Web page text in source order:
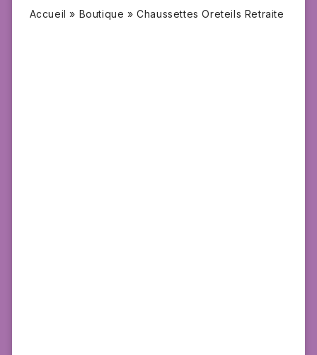
Accueil » Boutique »Chaussettes Oreteils Retraite